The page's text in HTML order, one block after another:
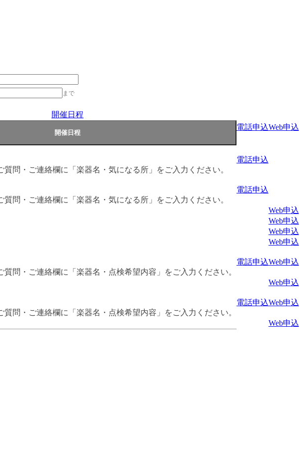
まで
開催日程
電話申込Web申込
問・ご連絡欄に「楽器名・気になる所」をご入力ください。
電話申込
問・ご連絡欄に「楽器名・気になる所」をご入力ください。
電話申込
Web申込
Web申込
Web申込
Web申込
問・ご連絡欄に「楽器名・点検希望内容」をご入力ください。
電話申込Web申込
Web申込
問・ご連絡欄に「楽器名・点検希望内容」をご入力ください。
電話申込Web申込
Web申込